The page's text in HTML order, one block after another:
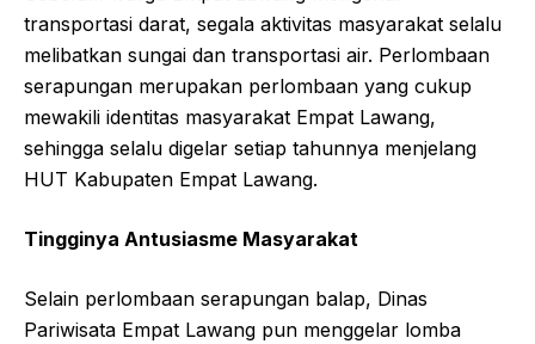
transportasi darat, segala aktivitas masyarakat selalu
melibatkan sungai dan transportasi air. Perlombaan
serapungan merupakan perlombaan yang cukup
mewakili identitas masyarakat Empat Lawang,
sehingga selalu digelar setiap tahunnya menjelang
HUT Kabupaten Empat Lawang.
Tingginya Antusiasme Masyarakat
Selain perlombaan serapungan balap, Dinas
Pariwisata Empat Lawang pun menggelar lomba